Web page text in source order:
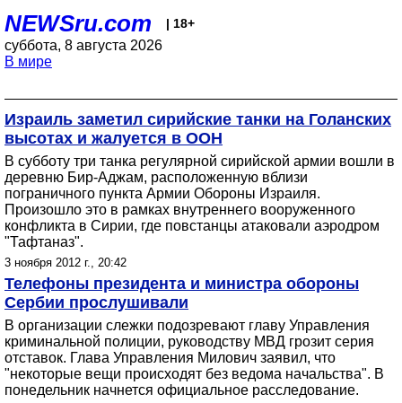
NEWSru.com | 18+
суббота, 8 августа 2026
В мире
Израиль заметил сирийские танки на Голанских
высотах и жалуется в ООН
В субботу три танка регулярной сирийской армии вошли в
деревню Бир-Аджам, расположенную вблизи
пограничного пункта Армии Обороны Израиля.
Произошло это в рамках внутреннего вооруженного
конфликта в Сирии, где повстанцы атаковали аэродром
"Тафтаназ".
3 ноября 2012 г., 20:42
Телефоны президента и министра обороны
Сербии прослушивали
В организации слежки подозревают главу Управления
криминальной полиции, руководству МВД грозит серия
отставок. Глава Управления Милович заявил, что
"некоторые вещи происходят без ведома начальства". В
понедельник начнется официальное расследование.